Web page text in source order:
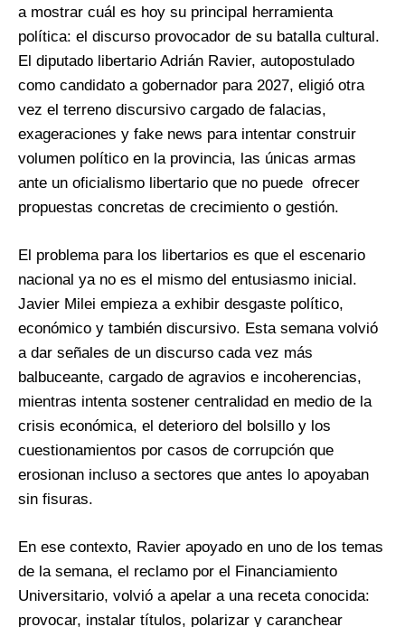
a mostrar cuál es hoy su principal herramienta
política: el discurso provocador de su batalla cultural.
El diputado libertario Adrián Ravier, autopostulado
como candidato a gobernador para 2027, eligió otra
vez el terreno discursivo cargado de falacias,
exageraciones y fake news para intentar construir
volumen político en la provincia, las únicas armas
ante un oficialismo libertario que no puede ofrecer
propuestas concretas de crecimiento o gestión.
El problema para los libertarios es que el escenario
nacional ya no es el mismo del entusiasmo inicial.
Javier Milei empieza a exhibir desgaste político,
económico y también discursivo. Esta semana volvió
a dar señales de un discurso cada vez más
balbuceante, cargado de agravios e incoherencias,
mientras intenta sostener centralidad en medio de la
crisis económica, el deterioro del bolsillo y los
cuestionamientos por casos de corrupción que
erosionan incluso a sectores que antes lo apoyaban
sin fisuras.
En ese contexto, Ravier apoyado en uno de los temas
de la semana, el reclamo por el Financiamiento
Universitario, volvió a apelar a una receta conocida:
provocar, instalar títulos, polarizar y caranchear